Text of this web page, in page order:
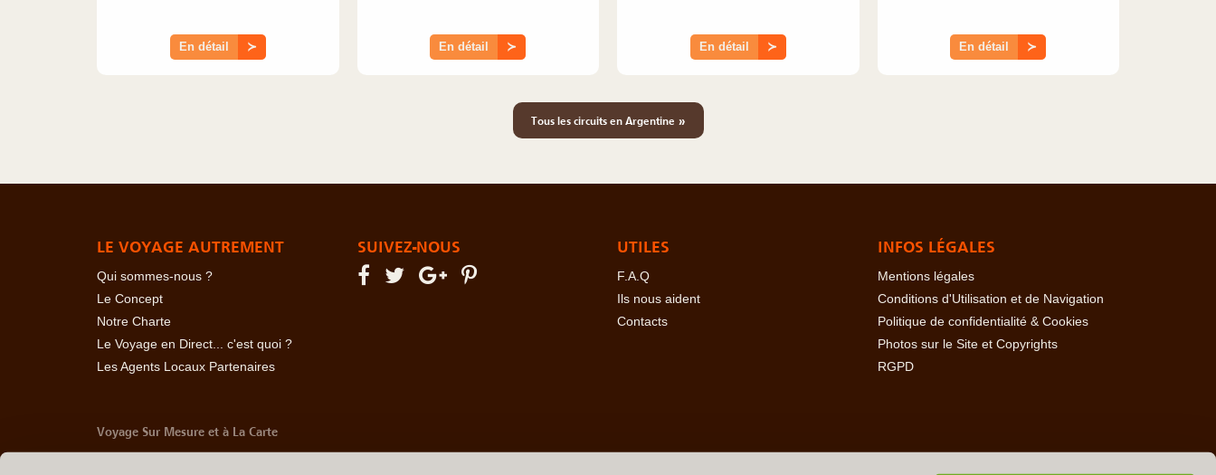
En détail ≻ En détail ≻ En détail ≻ En détail ≻
Tous les circuits en Argentine »
LE VOYAGE AUTREMENT
Qui sommes-nous ?
Le Concept
Notre Charte
Le Voyage en Direct... c'est quoi ?
Les Agents Locaux Partenaires
SUIVEZ-NOUS UTILES
F.A.Q
Ils nous aident
Contacts
INFOS LÉGALES
Mentions légales
Conditions d'Utilisation et de Navigation
Politique de confidentialité & Cookies
Photos sur le Site et Copyrights
RGPD
Voyage Sur Mesure et à La Carte